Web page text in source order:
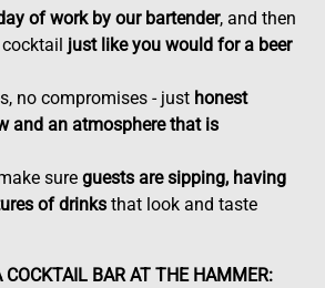
of work by our bartender, and then
just like you would for a beer
no compromises - just honest
and an atmosphere that is
sureguests are sipping, having
of drinks that look and taste
COCKTAIL BAR AT THE HAMMER: